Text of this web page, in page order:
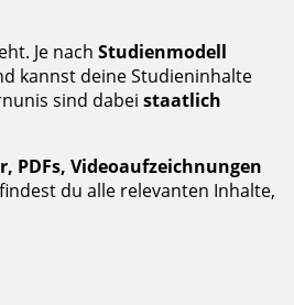
Je nach Studienmodell
kannst deine Studieninhalte
sind dabei staatlich
PDFs, Videoaufzeichnungen
du alle relevanten Inhalte,